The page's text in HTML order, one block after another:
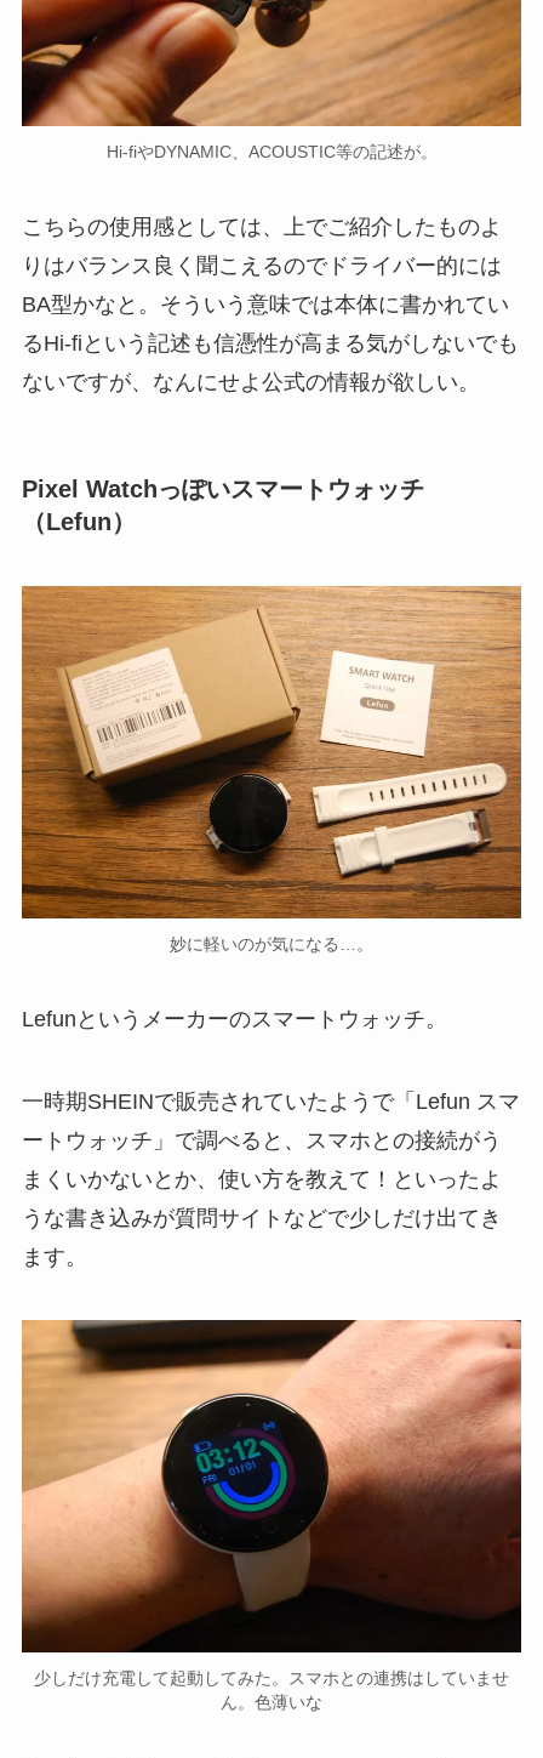
Hi-fiやDYNAMIC、ACOUSTIC等の記述が。
こちらの使用感としては、上でご紹介したものよ
りはバランス良く聞こえるのでドライバー的には
BA型かなと。そういう意味では本体に書かれてい
るHi-fiという記述も信憑性が高まる気がしないでも
ないですが、なんにせよ公式の情報が欲しい。
Pixel Watchっぽいスマートウォッチ
（Lefun）
妙に軽いのが気になる…。
Lefunというメーカーのスマートウォッチ。
一時期SHEINで販売されていたようで「Lefun スマ
ートウォッチ」で調べると、スマホとの接続がう
まくいかないとか、使い方を教えて！といったよ
うな書き込みが質問サイトなどで少しだけ出てき
ます。
少しだけ充電して起動してみた。スマホとの連携はしていませ
ん。色薄いな